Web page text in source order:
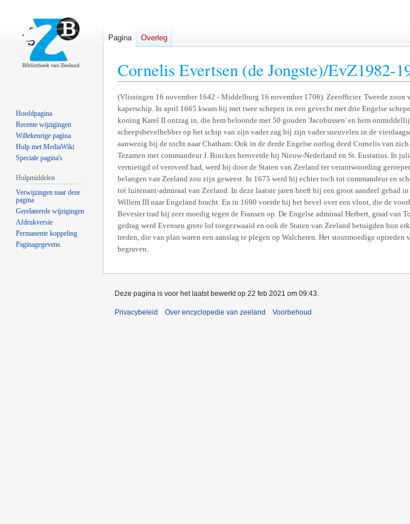
Cornelis Evertsen (de Jongste)/EvZ1982-
Naar
navigatie
springen
Naar
zoeken
springen
(Vlissingen 16 november 1642 - Middelburg 16 november 1706). Zeeofficier. Tweede
kaperschip. In april 1665 kwam hij met twee schepen in een gevecht met drie Engelse
koning Karel II ontzag in, die hem beloonde met 50 gouden 'Jacobussen' en hem
scheepsbevelhebber op het schip van zijn vader zag hij zijn vader sneuvelen in de
aanwezig bij de tocht naar Chatham. Ook in de derde Engelse oorlog deed Cornelis van
Tezamen met commandeur J. Binckes heroverde hij Nieuw-Nederland en St. Eustatius. In
vernietigd of veroverd had, werd hij door de Staten van Zeeland ter verantwoording
belangen van Zeeland zou zijn geweest. In 1675 werd hij echter toch tot commandeur en
tot luitenant-admiraal van Zeeland. In deze laatste jaren heeft hij een groot aandeel
Willem III naar Engeland bracht. En in 1690 voerde hij het bevel over een vloot, die de
Bevesier trad hij zeer moedig tegen de Fransen op. De Engelse admiraal Herbert, graaf
gedrag werd Evensen grote lof toegezwaaid en ook de Staten van Zeeland betuigden hun
treden, die van plan waren een aanslag te plegen op Walcheren. Het stoutmoedige
begraven.
Pagina Overleg
Hoofdpagina
Recente wijzigingen
Willekeurige pagina
Hulp met MediaWiki
Speciale pagina's
Hulpmiddelen
Verwijzingen naar deze
pagina
Gerelateerde wijzigingen
Afdrukversie
Permanente koppeling
Paginagegevens
Deze pagina is voor het laatst bewerkt op 22 feb 2021 om 09:43.
Privacybeleid Over encyclopedie van zeeland Voorbehoud